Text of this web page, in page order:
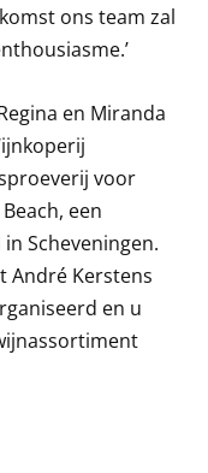
ons team zal
en Miranda
voor
een
Scheveningen.
André Kerstens
en u